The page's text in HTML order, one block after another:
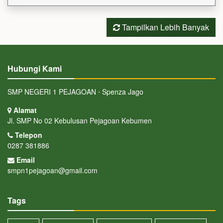
Tampilkan Lebih Banyak
Hubungi Kami
SMP NEGERI 1 PEJAGOAN ⋅ Spenza Jago
Alamat
Jl. SMP No 02 Kebulusan Pejagoan Kebumen
Telepon
0287 381886
Email
smpn1pejagoan@gmail.com
Tags